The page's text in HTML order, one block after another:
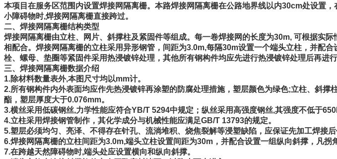
本项目在服务区范围内设置焊接网隔离栅。本路焊接网隔离栅在公路地界线以内30cm处设置
小障碍物时,焊接网隔离栅直接跨过。
二、焊接网隔离栅结构类型
焊接网隔离栅由立柱、网片、斜撑柱及紧固件等组成。每一卷焊接网的长度为30m, 可根据实
相配合。焊接网隔离栅的立柱采用异形钢管，间距为3.0m,每隔30m设置一个端头立柱，并配
栓、螺母、垫圈等紧固件采用热浸镀锌处理，其他所有钢构件均应先进行热浸镀锌处理后再进
三、焊接网隔离栅数据介绍
1.除材料数量表外,本图尺寸均以mm计。
2.所有钢构件内外表面均应作先热浸镀锌再涂塑的防腐处理措施，塑层颜色为绿色;立柱、斜
酯，塑层厚度大于0.076mm。
3.横丝采用低碳钢丝,力学性能应符合YB/T 5294中规定；纵丝采用高强度钢丝,其强度不低于
4.立柱采用焊接钢管制作，其化学成分与机械性能应满足GB/T 13793的规定。
5.塑层必须均匀、亮泽、不得存在针孔、流淌堆积、烧焦裂解等浸塑缺陷，应保证先加工焊接后
6.焊接网隔离栅的立柱间距为3.0m,端头立柱设置间距为30m，并配合设置一组纵向斜撑，凡拐
7.在跨越天然障碍物时,端头处应设置横向和纵向斜撑。